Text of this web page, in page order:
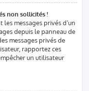
non sollicités !
messages privés d’un
depuis le panneau de
messages privés de
rapportez ces
un utilisateur